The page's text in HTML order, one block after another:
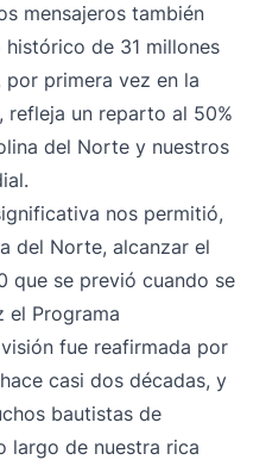
mensajeros también
de 31 millones
primera vez en la
refleja un reparto al 50%
del Norte y nuestros
nos permitió,
del Norte, alcanzar el
que se previó cuando se
el Programa
fue reafirmada por
casi dos décadas, y
bautistas de
largo de nuestra rica